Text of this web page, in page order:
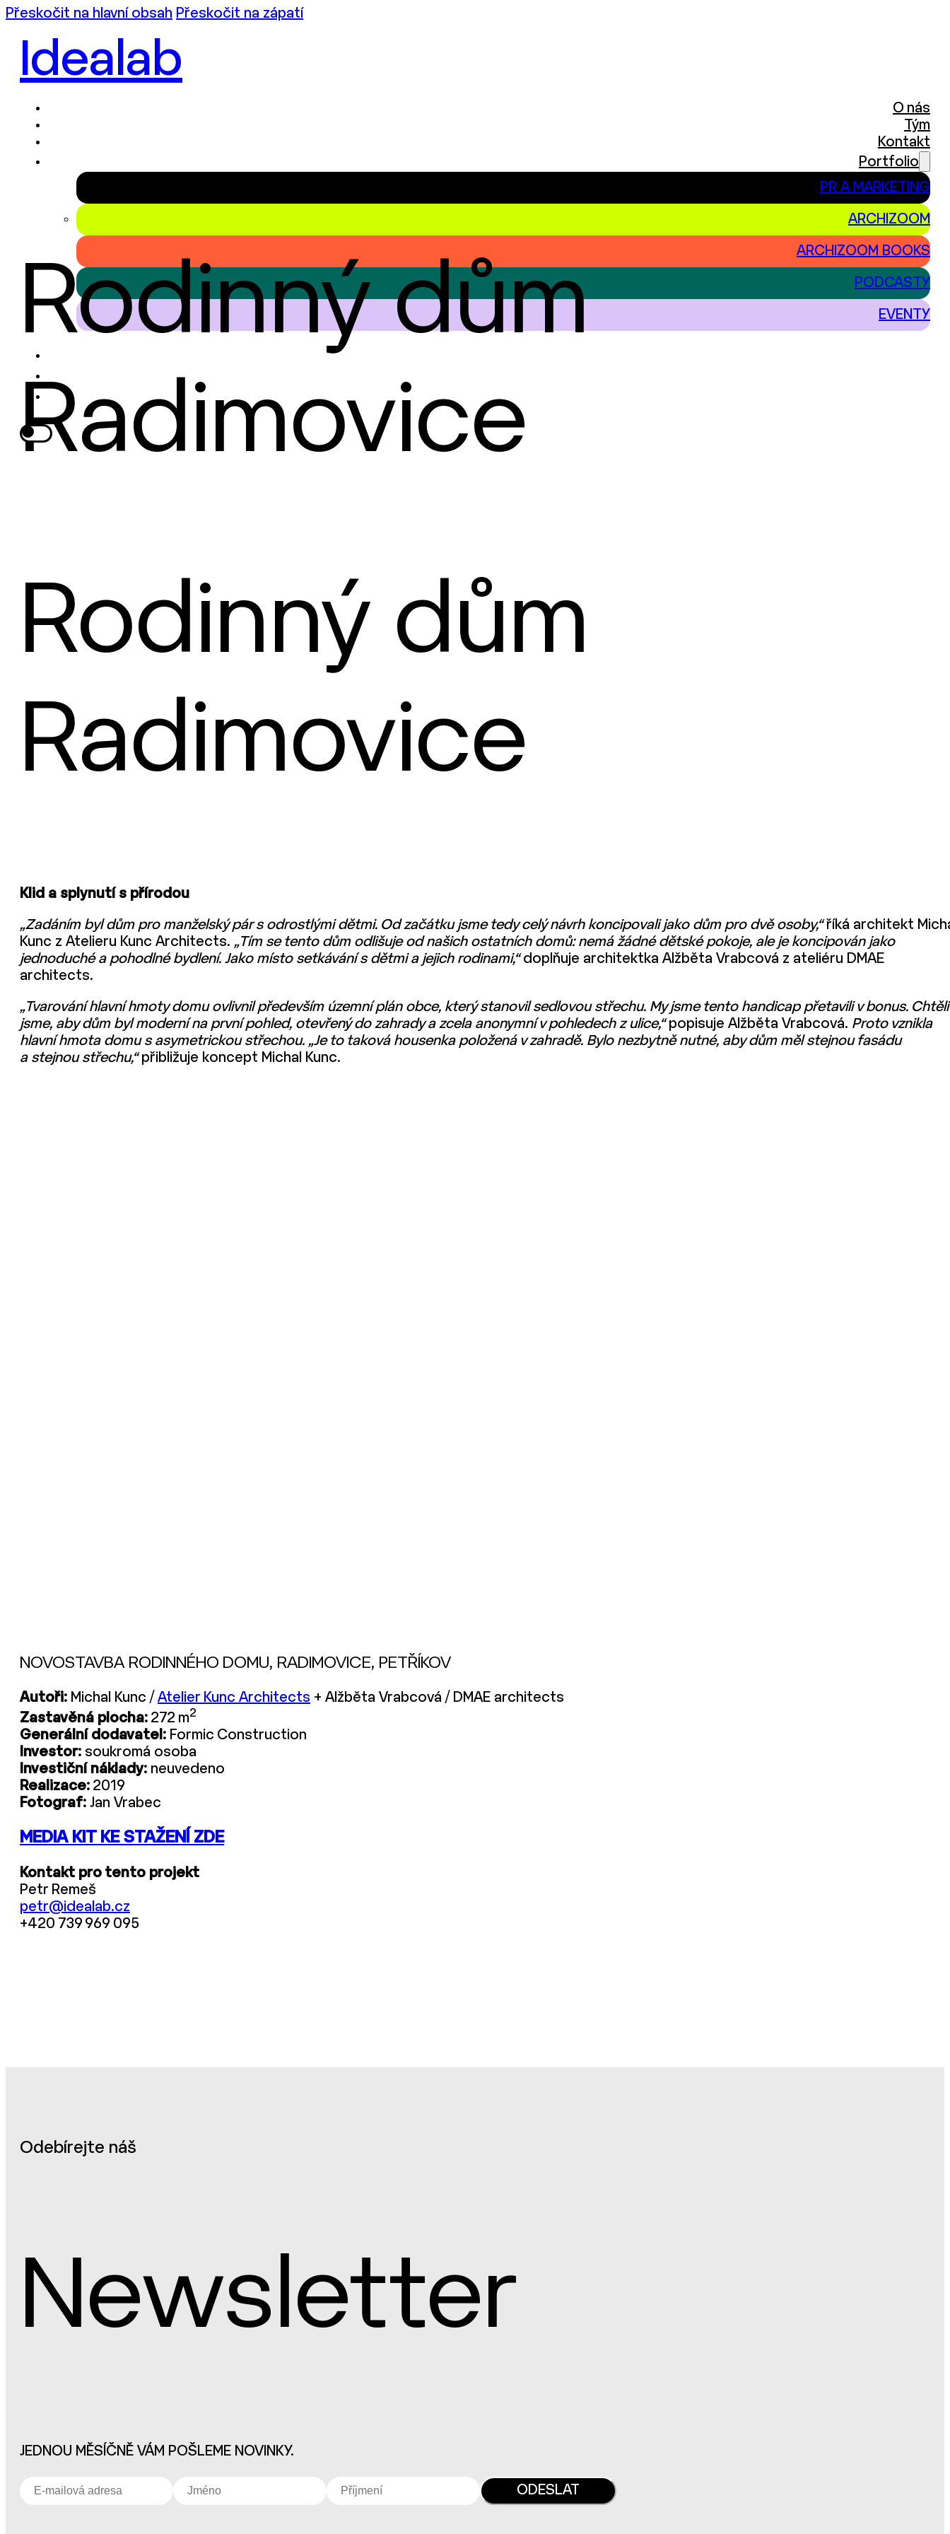
Přeskočit na hlavní obsah Přeskočit na zápatí
Idealab
O nás
Tým
Kontakt
Portfolio
PR A MARKETING
ARCHIZOOM
ARCHIZOOM BOOKS
PODCASTY
EVENTY
Rodinný dům
Radimovice
Rodinný dům
Radimovice
Klid a splynutí s přírodou
„Zadáním byl dům pro manželský pár s odrostlými dětmi. Od začátku jsme tedy celý návrh koncipovali jako dům pro dvě osoby,“ říká architekt
Kunc z Atelieru Kunc Architects. „Tím se tento dům odlišuje od našich ostatních domů: nemá žádné dětské pokoje, ale je koncipován jako
jednoduché a pohodlné bydlení. Jako místo setkávání s dětmi a jejich rodinami,“doplňuje architektka Alžběta Vrabcová z ateliéru DMAE
architects.
„Tvarování hlavní hmoty domu ovlivnil především územní plán obce, který stanovil sedlovou střechu. My jsme tento handicap přetavili v bonus. Chtěli
jsme, aby dům byl moderní na první pohled, otevřený do zahrady a zcela anonymní v pohledech z ulice,“ popisuje Alžběta Vrabcová. Proto vznikla
hlavní hmota domu s asymetrickou střechou. „Je to taková housenka položená v zahradě. Bylo nezbytně nutné, aby dům měl stejnou fasádu
a stejnou střechu,“přibližuje koncept Michal Kunc.
NOVOSTAVBA RODINNÉHO DOMU, RADIMOVICE, PETŘÍKOV
Autoři: Michal Kunc / Atelier Kunc Architects + Alžběta Vrabcová / DMAE architects
Zastavěná plocha: 272 m2
Generální dodavatel: Formic Construction
Investor: soukromá osoba
Investiční náklady: neuvedeno
Realizace: 2019
Fotograf: Jan Vrabec
MEDIA KIT KE STAŽENÍ ZDE
Kontakt pro tento projekt
Petr Remeš
petr@idealab.cz
+420 739 969 095
Odebírejte náš
Newsletter
JEDNOU MĚSÍČNĚ VÁM POŠLEME NOVINKY.